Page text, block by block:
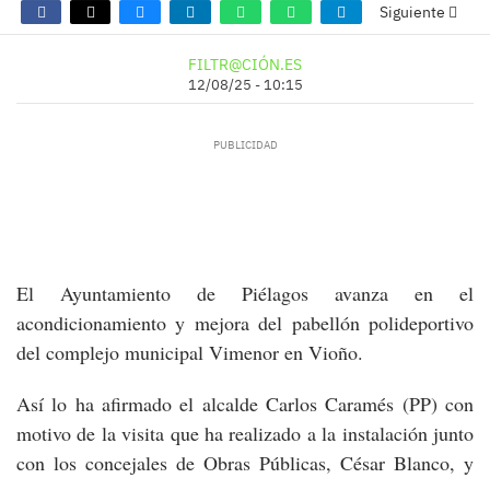
Siguiente
FILTR@CIÓN.ES
12/08/25 - 10:15
El Ayuntamiento de Piélagos avanza en el
acondicionamiento y mejora del pabellón polideportivo
del complejo municipal Vimenor en Vioño.
Así lo ha afirmado el alcalde Carlos Caramés (PP) con
motivo de la visita que ha realizado a la instalación junto
con los concejales de Obras Públicas, César Blanco, y